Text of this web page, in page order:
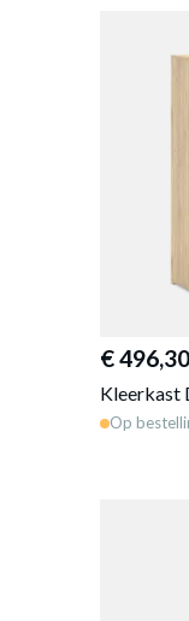
€ 496,30
Kleerkast
Op